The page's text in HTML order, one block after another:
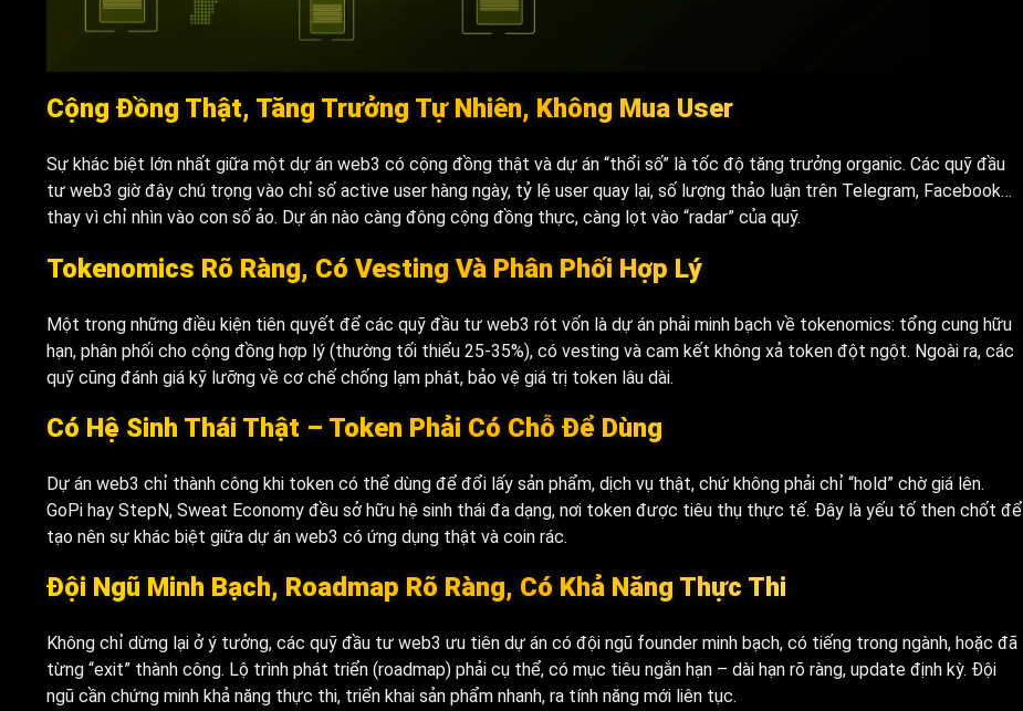
Cộng Đồng Thật, Tăng Trưởng Tự Nhiên, Không Mua User
Sự khác biệt lớn nhất giữa một dự án web3 có cộng đồng thật và dự án “thổi số” là tốc độ tăng trưởng organic. Các quỹ đầu
tư web3 giờ đây chú trọng vào chỉ số active user hàng ngày, tỷ lệ user quay lại, số lượng thảo luận trên Telegram, Facebook…
thay vì chỉ nhìn vào con số ảo. Dự án nào càng đông cộng đồng thực, càng lọt vào “radar” của quỹ.
Tokenomics Rõ Ràng, Có Vesting Và Phân Phối Hợp Lý
Một trong những điều kiện tiên quyết để các quỹ đầu tư web3 rót vốn là dự án phải minh bạch về tokenomics: tổng cung hữu
hạn, phân phối cho cộng đồng hợp lý (thường tối thiểu 25-35%), có vesting và cam kết không xả token đột ngột. Ngoài ra, các
quỹ cũng đánh giá kỹ lưỡng về cơ chế chống lạm phát, bảo vệ giá trị token lâu dài.
Có Hệ Sinh Thái Thật – Token Phải Có Chỗ Để Dùng
Dự án web3 chỉ thành công khi token có thể dùng để đổi lấy sản phẩm, dịch vụ thật, chứ không phải chỉ “hold” chờ giá lên.
GoPi hay StepN, Sweat Economy đều sở hữu hệ sinh thái đa dạng, nơi token được tiêu thụ thực tế. Đây là yếu tố then chốt để
tạo nên sự khác biệt giữa dự án web3 có ứng dụng thật và coin rác.
Đội Ngũ Minh Bạch, Roadmap Rõ Ràng, Có Khả Năng Thực Thi
Không chỉ dừng lại ở ý tưởng, các quỹ đầu tư web3 ưu tiên dự án có đội ngũ founder minh bạch, có tiếng trong ngành, hoặc đã
từng “exit” thành công. Lộ trình phát triển (roadmap) phải cụ thể, có mục tiêu ngắn hạn – dài hạn rõ ràng, update định kỳ. Đội
ngũ cần chứng minh khả năng thực thi, triển khai sản phẩm nhanh, ra tính năng mới liên tục.